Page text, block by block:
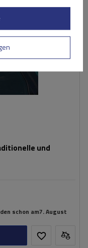
und
schon am7. August